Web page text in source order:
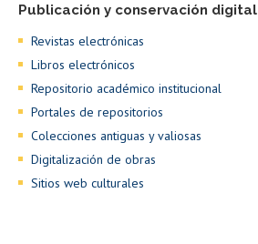
Publicación y conservación digital
Revistas electrónicas
Libros electrónicos
Repositorio académico institucional
Portales de repositorios
Colecciones antiguas y valiosas
Digitalización de obras
Sitios web culturales